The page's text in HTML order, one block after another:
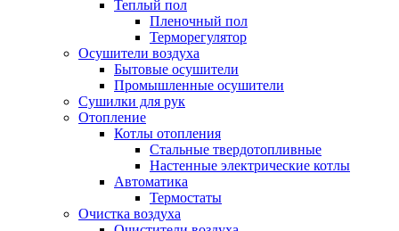
Теплый пол
Пленочный пол
Терморегулятор
Осушители воздуха
Бытовые осушители
Промышленные осушители
Сушилки для рук
Отопление
Котлы отопления
Стальные твердотопливные
Настенные электрические котлы
Автоматика
Термостаты
Очистка воздуха